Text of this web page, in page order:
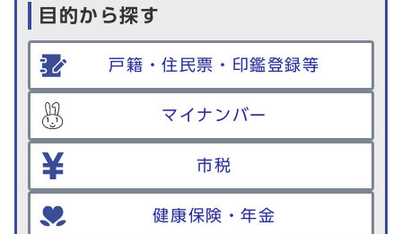
目的から探す
戸籍・住民票・印鑑登録等
マイナンバー
市税
健康保険・年金